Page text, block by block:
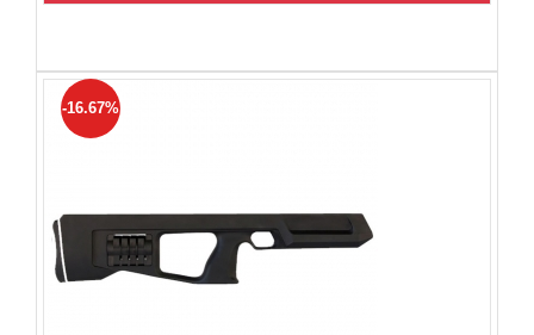
-16.67%